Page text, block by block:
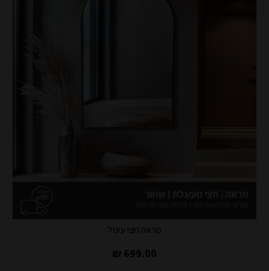
מראה חצי עיגול
699.00 ₪